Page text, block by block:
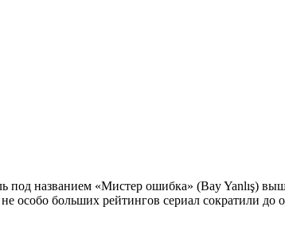
названием «Мистер ошибка» (Bay Yanlış)
особо больших рейтингов сериал сократили